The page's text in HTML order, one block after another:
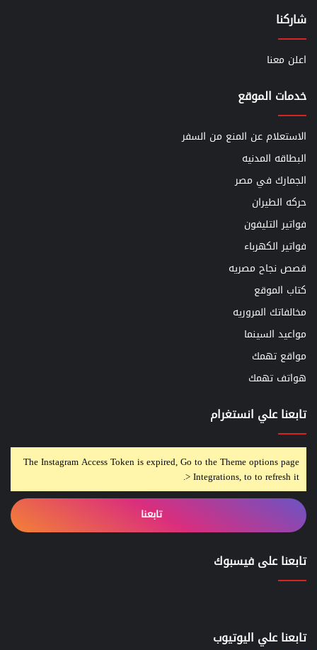
شاركنا
اعلن معنا
خدمات الموقع
الاستعلام عن المنع من السفر
البطاقه المدنيه
الجمارك في مصر
حركه الطيران
فواتير التليفون
فواتير الكهرباء
قصص نجاح مصريه
كتاب الموقع
مخالفاتك المروريه
مواعيد السينما
مواقع تهمك
هواتف تهمك
تابعنا علي انستغرام
The Instagram Access Token is expired, Go to the Theme options page
> Integrations, to to refresh it.
تابعنا
تابعنا على فيسبوك
تابعنا علي اليوتيوب